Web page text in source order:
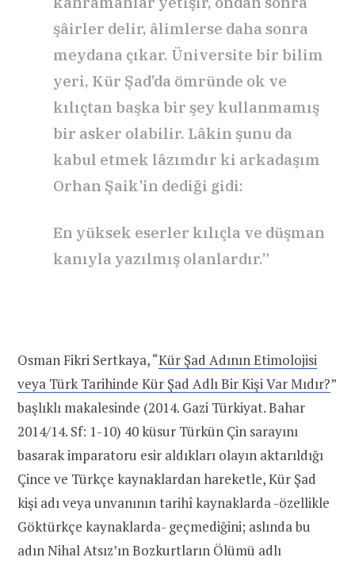
şâirler delir, âlimlerse daha sonra
meydana çıkar. Üniversite bir bilim
yeri, Kür Şad’da ömründe ok ve
kılıçtan başka bir şey kullanmamış
bir asker olabilir. Lâkin şunu da
kabul etmek lâzımdır ki arkadaşım
Orhan Şaik’in dediği gidi:
En yüksek eserler kılıçla ve düşman
kanıyla yazılmış olanlardır.”
Osman Fikri Sertkaya, “Kür Şad Adının Etimolojisi
veya Türk Tarihinde Kür Şad Adlı Bir Kişi Var Mıdır?”
başlıklı makalesinde (2014. Gazi Türkiyat. Bahar
2014/14. Sf: 1-10) 40 küsur Türkün Çin sarayını
basarak imparatoru esir aldıkları olayın aktarıldığı
Çince ve Türkçe kaynaklardan hareketle, Kür Şad
kişi adı veya unvanının tarihî kaynaklarda -özellikle
Göktürkçe kaynaklarda- geçmediğini; aslında bu
adın Nihal Atsız’ın Bozkurtların Ölümü adlı